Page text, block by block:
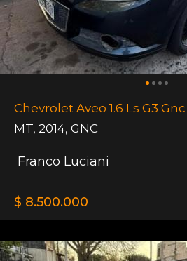
Chevrolet Aveo 1.6 Ls G3 Gnc
MT, 2014, GNC
Franco Luciani
$ 8.500.000